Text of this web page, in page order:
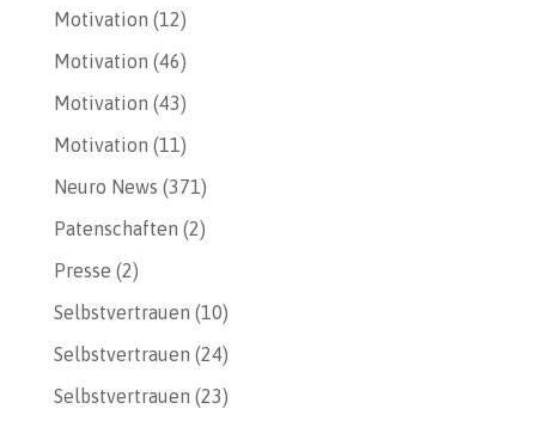
Motivation (12)
Motivation (46)
Motivation (43)
Motivation (11)
Neuro News (371)
Patenschaften (2)
Presse (2)
Selbstvertrauen (10)
Selbstvertrauen (24)
Selbstvertrauen (23)